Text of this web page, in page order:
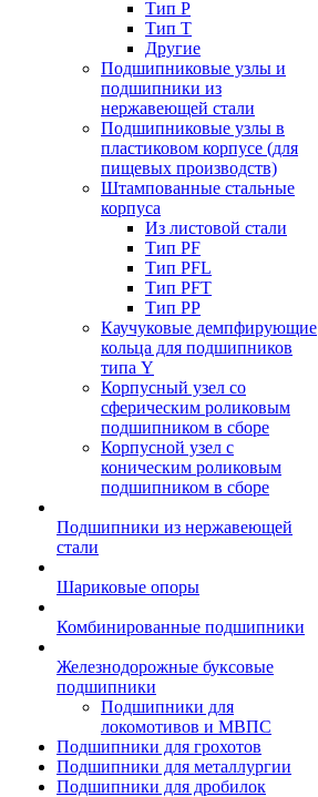
Тип P
Тип T
Другие
Подшипниковые узлы и
подшипники из
нержавеющей стали
Подшипниковые узлы в
пластиковом корпусе (для
пищевых производств)
Штампованные стальные
корпуса
Из листовой стали
Тип PF
Тип PFL
Тип PFT
Тип PP
Каучуковые демпфирующие
кольца для подшипников
типа Y
Корпусный узел со
сферическим роликовым
подшипником в сборе
Корпусной узел с
коническим роликовым
подшипником в сборе
Подшипники из нержавеющей
стали
Шариковые опоры
Комбинированные подшипники
Железнодорожные буксовые
подшипники
Подшипники для
локомотивов и МВПС
Подшипники для грохотов
Подшипники для металлургии
Подшипники для дробилок